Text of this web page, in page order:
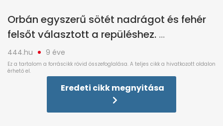
Orbán egyszerű sötét nadrágot és fehér
felsőt választott a repüléshez.
444.hu 9 éve
Eredeti cikk megnyitása